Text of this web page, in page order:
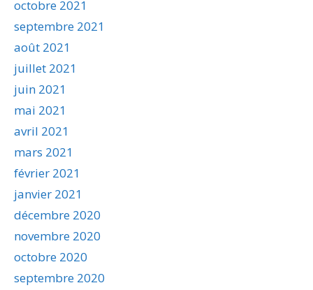
octobre 2021
septembre 2021
août 2021
juillet 2021
juin 2021
mai 2021
avril 2021
mars 2021
février 2021
janvier 2021
décembre 2020
novembre 2020
octobre 2020
septembre 2020